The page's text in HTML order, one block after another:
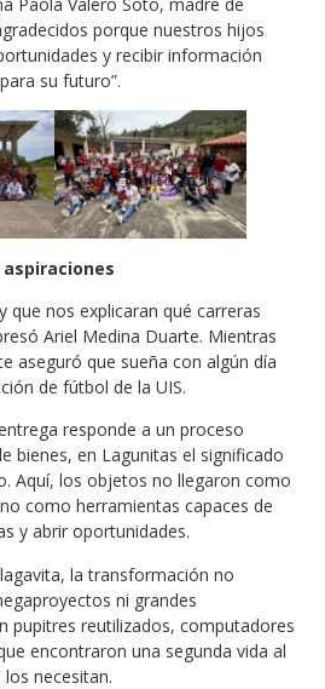
porque nuestros hijos
y recibir información
su futuro”.
que nos explicaran qué carreras
Ariel Medina Duarte. Mientras
aseguró que sueña con algún día
de fútbol de la UIS.
responde a un proceso
bienes, en Lagunitas el significado
Aquí, los objetos no llegaron como
como herramientas capaces de
y abrir oportunidades.
la transformación no
ni grandes
pupitres reutilizados, computadores
encontraron una segunda vida al
necesitan.